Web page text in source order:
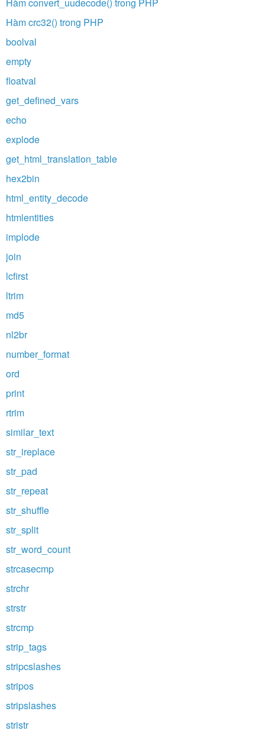
Hàm crc32() trong PHP
boolval
empty
floatval
get_defined_vars
echo
explode
get_html_translation_table
hex2bin
html_entity_decode
htmlentities
implode
join
lcfirst
ltrim
md5
nl2br
number_format
ord
print
rtrim
similar_text
str_ireplace
str_pad
str_repeat
str_shuffle
str_split
str_word_count
strcasecmp
strchr
strstr
strcmp
strip_tags
stripcslashes
stripos
stripslashes
stristr